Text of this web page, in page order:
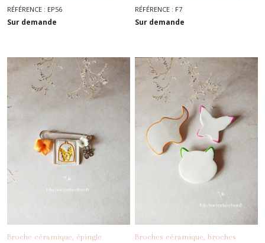
broche nature automne
RÉFÉRENCE : EP56
Sur demande
or , broche minimaliste
RÉFÉRENCE : F7
Sur demande
Broche céramique, épingle
Broches céramique, broches